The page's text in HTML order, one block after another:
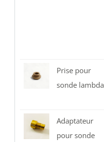
Prise pour
sonde lambda
Adaptateur
pour sonde